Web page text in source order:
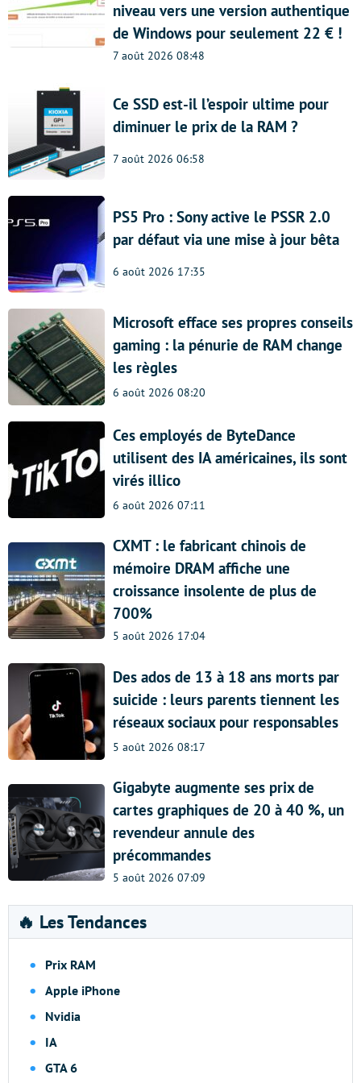
niveau vers une version authentique
de Windows pour seulement 22 € !
7 août 2026 08:48
Ce SSD est-il l’espoir ultime pour
diminuer le prix de la RAM ?
7 août 2026 06:58
PS5 Pro : Sony active le PSSR 2.0
par défaut via une mise à jour bêta
6 août 2026 17:35
Microsoft efface ses propres conseils
gaming : la pénurie de RAM change
les règles
6 août 2026 08:20
Ces employés de ByteDance
utilisent des IA américaines, ils sont
virés illico
6 août 2026 07:11
CXMT : le fabricant chinois de
mémoire DRAM affiche une
croissance insolente de plus de
700%
5 août 2026 17:04
Des ados de 13 à 18 ans morts par
suicide : leurs parents tiennent les
réseaux sociaux pour responsables
5 août 2026 08:17
Gigabyte augmente ses prix de
cartes graphiques de 20 à 40 %, un
revendeur annule des
précommandes
5 août 2026 07:09
🔥 Les Tendances
Prix RAM
Apple iPhone
Nvidia
IA
GTA 6